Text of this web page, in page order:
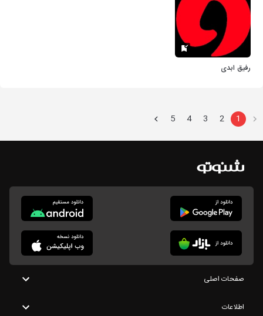
رفیق ابدی
1
2
3
4
5
صفحات اصلی
اطلاعات